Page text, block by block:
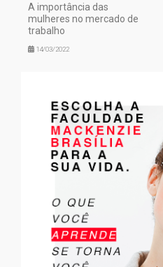
A importância das
mulheres no mercado de
trabalho
14/03/2022